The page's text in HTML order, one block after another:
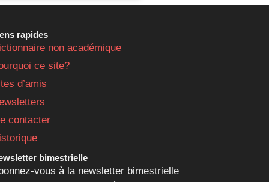
rapides
non académique
ce site?
d’amis
contacter
bimestrielle
vous à la newsletter bimestrielle